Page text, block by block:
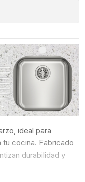
ideal para
cocina. Fabricado
durabilidad y